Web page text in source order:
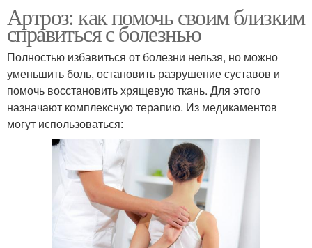
Артроз: как помочь своим близким
справиться с болезнью
Полностью избавиться от болезни нельзя, но можно
уменьшить боль, остановить разрушение суставов и
помочь восстановить хрящевую ткань. Для этого
назначают комплексную терапию. Из медикаментов
могут использоваться: